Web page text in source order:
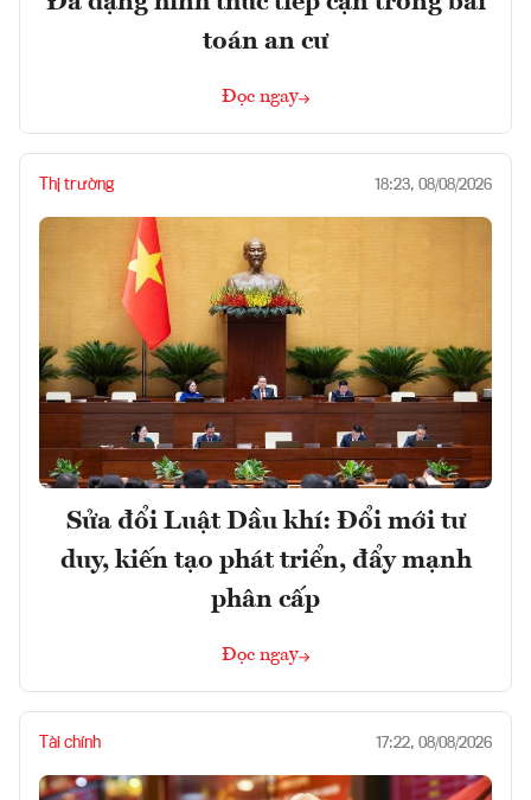
toán an cư
Đọc ngay
Thị trường 18:23, 08/08/2026
Sửa đổi Luật Dầu khí: Đổi mới tư
duy, kiến tạo phát triển, đẩy mạnh
phân cấp
Đọc ngay
Tài chính 17:22, 08/08/2026